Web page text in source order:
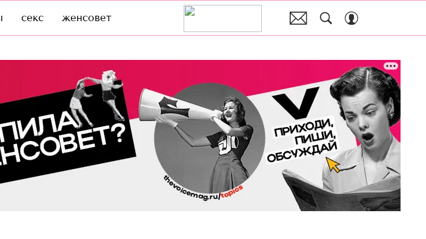
секс женсовет